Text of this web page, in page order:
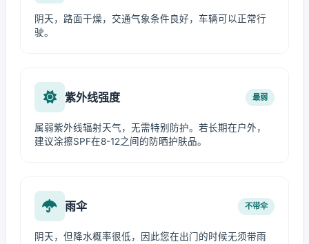
阴天，路面干燥，交通气象条件良好，车辆可以正常行
驶。
紫外线强度 最弱
属弱紫外线辐射天气，无需特别防护。若长期在户外，
建议涂擦SPF在8-12之间的防晒护肤品。
雨伞 不带伞
阴天，但降水概率很低，因此您在出门的时候无须带雨